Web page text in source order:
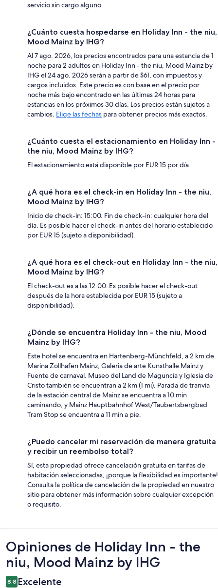
servicio sin cargo alguno.
¿Cuánto cuesta hospedarse en Holiday Inn - the niu,
Mood Mainz by IHG?
Al 7 ago. 2026, los precios encontrados para una estancia de 1
noche para 2 adultos en Holiday Inn - the niu, Mood Mainz by
IHG el 24 ago. 2026 serán a partir de $61, con impuestos y
cargos incluidos. Este precio es con base en el precio por
noche más bajo encontrado en las últimas 24 horas para
estancias en los próximos 30 días. Los precios están sujetos a
cambios. Elige las fechas para obtener precios más exactos.
¿Cuánto cuesta el estacionamiento en Holiday Inn -
the niu, Mood Mainz by IHG?
El estacionamiento está disponible por EUR 15 por día.
¿A qué hora es el check-in en Holiday Inn - the niu,
Mood Mainz by IHG?
Inicio de check-in: 15:00. Fin de check-in: cualquier hora del
día. Es posible hacer el check-in antes del horario establecido
por EUR 15 (sujeto a disponibilidad).
¿A qué hora es el check-out en Holiday Inn - the niu,
Mood Mainz by IHG?
El check-out es a las 12:00. Es posible hacer el check-out
después de la hora establecida por EUR 15 (sujeto a
disponibilidad).
¿Dónde se encuentra Holiday Inn - the niu, Mood
Mainz by IHG?
Este hotel se encuentra en Hartenberg-Münchfeld, a 2 km de
Marina Zollhafen Mainz, Galeria de arte Kunsthalle Mainz y
Fuente de carnaval. Museo del Land de Maguncia y Iglesia de
Cristo también se encuentran a 2 km (1 mi). Parada de tranvía
de la estación central de Mainz se encuentra a 10 min
caminando, y Mainz Hauptbahnhof West/Taubertsbergbad
Tram Stop se encuentra a 11 min a pie.
¿Puedo cancelar mi reservación de manera gratuita
y recibir un reembolso total?
Sí, esta propiedad ofrece cancelación gratuita en tarifas de
habitación seleccionadas, ¡porque la flexibilidad es importante!
Consulta la política de cancelación de la propiedad en nuestro
sitio para obtener más información sobre cualquier excepción
o requisito.
Opiniones
Opiniones de Holiday Inn - the
niu, Mood Mainz by IHG
8.8 Excelente